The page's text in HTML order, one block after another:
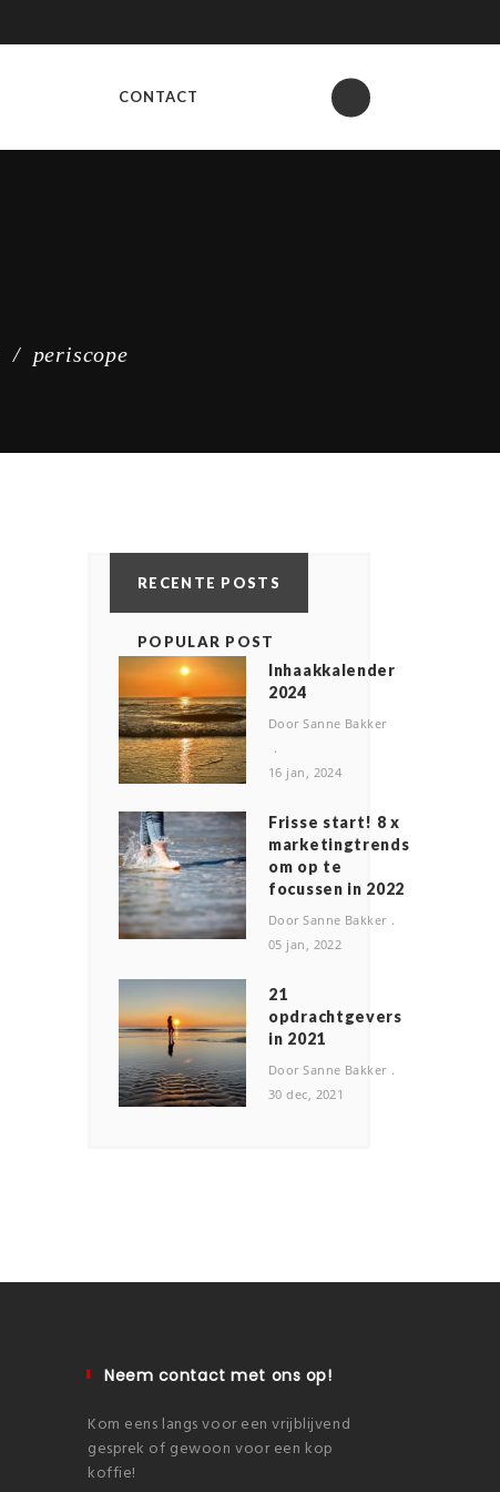
CONTACT
/ periscope
RECENTE POSTS
POPULAR POST
Inhaakkalender
2024
Door Sanne Bakker
16 jan, 2024
Frisse start! 8 x
marketingtrends
om op te
focussen in 2022
Door Sanne Bakker
05 jan, 2022
2️1
opdrachtgevers
in 2021
Door Sanne Bakker
30 dec, 2021
Neem contact met ons op!
Kom eens langs voor een vrijblijvend
gesprek of gewoon voor een kop
koffie!